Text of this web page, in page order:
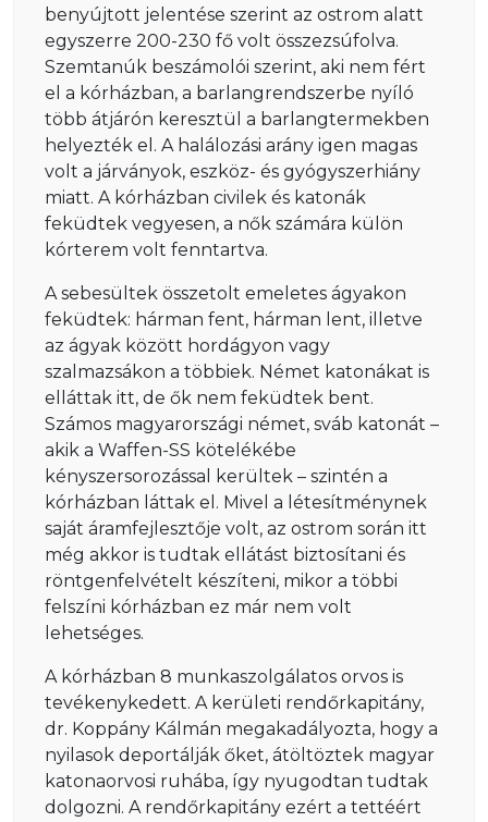
benyújtott jelentése szerint az ostrom alatt
egyszerre 200-230 fő volt összezsúfolva.
Szemtanúk beszámolói szerint, aki nem fért
el a kórházban, a barlangrendszerbe nyíló
több átjárón keresztül a barlangtermekben
helyezték el. A halálozási arány igen magas
volt a járványok, eszköz- és gyógyszerhiány
miatt. A kórházban civilek és katonák
feküdtek vegyesen, a nők számára külön
kórterem volt fenntartva.
A sebesültek összetolt emeletes ágyakon
feküdtek: hárman fent, hárman lent, illetve
az ágyak között hordágyon vagy
szalmazsákon a többiek. Német katonákat is
elláttak itt, de ők nem feküdtek bent.
Számos magyarországi német, sváb katonát –
akik a Waffen-SS kötelékébe
kényszersorozással kerültek – szintén a
kórházban láttak el. Mivel a létesítménynek
saját áramfejlesztője volt, az ostrom során itt
még akkor is tudtak ellátást biztosítani és
röntgenfelvételt készíteni, mikor a többi
felszíni kórházban ez már nem volt
lehetséges.
A kórházban 8 munkaszolgálatos orvos is
tevékenykedett. A kerületi rendőrkapitány,
dr. Koppány Kálmán megakadályozta, hogy a
nyilasok deportálják őket, átöltöztek magyar
katonaorvosi ruhába, így nyugodtan tudtak
dolgozni. A rendőrkapitány ezért a tettéért